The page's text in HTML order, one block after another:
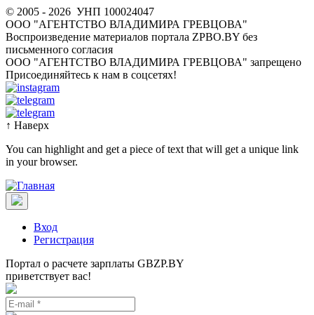
© 2005 - 2026 УНП 100024047
ООО "АГЕНТСТВО ВЛАДИМИРА ГРЕВЦОВА"
Воспроизведение материалов портала ZPBO.BY без
письменного согласия
OOO "АГЕНТСТВО ВЛАДИМИРА ГРЕВЦОВА" запрещено
Присоединяйтесь к нам в соцсетях!
↑ Наверх
You can highlight and get a piece of text that will get a unique link
in your browser.
Вход
Регистрация
Портал о расчете зарплаты GBZP.BY
приветствует вас!